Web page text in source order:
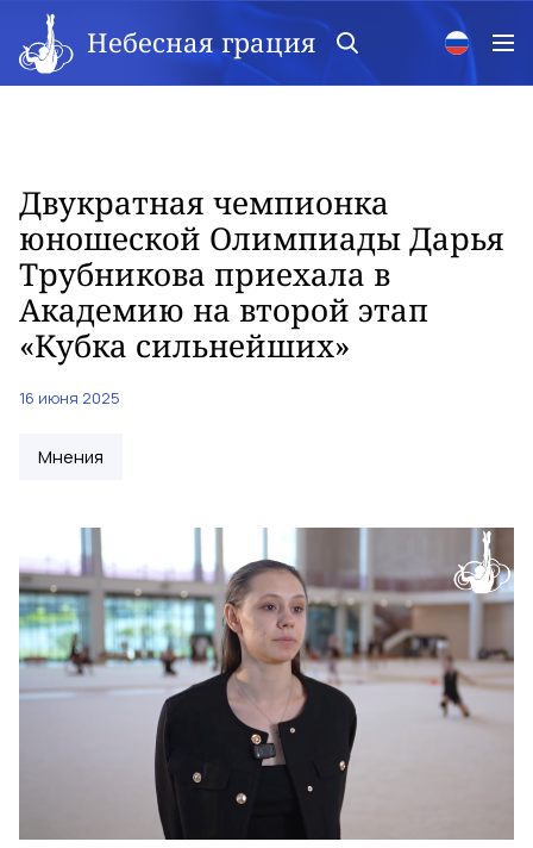
Небесная грация
Двукратная чемпионка
юношеской Олимпиады Дарья
Трубникова приехала в
Академию на второй этап
«Кубка сильнейших»
16 июня 2025
Мнения